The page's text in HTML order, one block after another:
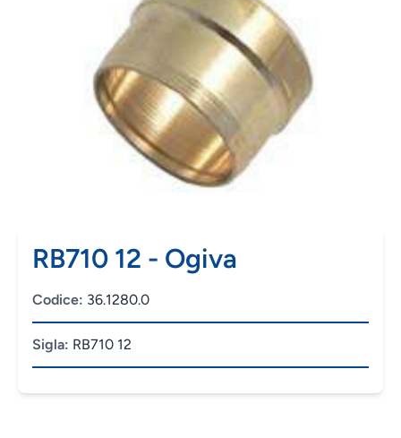
RB710 12 - Ogiva
Codice: 36.1280.0
Sigla: RB710 12